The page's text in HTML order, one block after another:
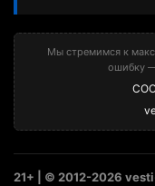
Мы стремимся к
ошибку
21+ | © 2012-2026